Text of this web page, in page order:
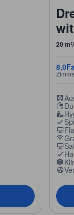
20
8,0